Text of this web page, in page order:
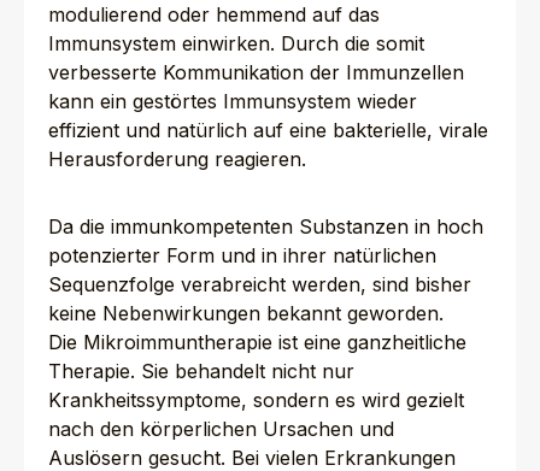
modulierend oder hemmend auf das
Immunsystem einwirken. Durch die somit
verbesserte Kommunikation der Immunzellen
kann ein gestörtes Immunsystem wieder
effizient und natürlich auf eine bakterielle, virale
Herausforderung reagieren.
Da die immunkompetenten Substanzen in hoch
potenzierter Form und in ihrer natürlichen
Sequenzfolge verabreicht werden, sind bisher
keine Nebenwirkungen bekannt geworden.
Die Mikroimmuntherapie ist eine ganzheitliche
Therapie. Sie behandelt nicht nur
Krankheitssymptome, sondern es wird gezielt
nach den körperlichen Ursachen und
Auslösern gesucht. Bei vielen Erkrankungen